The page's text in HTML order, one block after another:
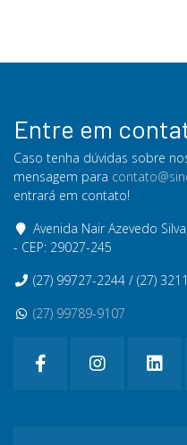
Entre em
Caso tenha dúvidas sobre
mensagem para
entrará em contato!
Avenida Nair Azevedo
- CEP: 29027-245
(27) 99727-2244 / (27)
(27) 99789-9107